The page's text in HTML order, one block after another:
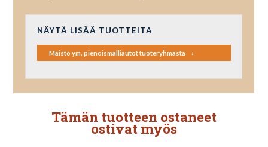
NÄYTÄ LISÄÄ TUOTTEITA
Maisto ym. pienoismalliautot tuoteryhmästä
Tämän tuotteen ostaneet
ostivat myös